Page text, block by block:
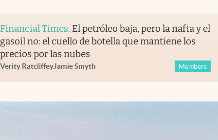
Financial Times. El petróleo baja, pero la nafta y el
gasoil no: el cuello de botella que mantiene los
precios por las nubes
Verity RatcliffeyJamie Smyth Members